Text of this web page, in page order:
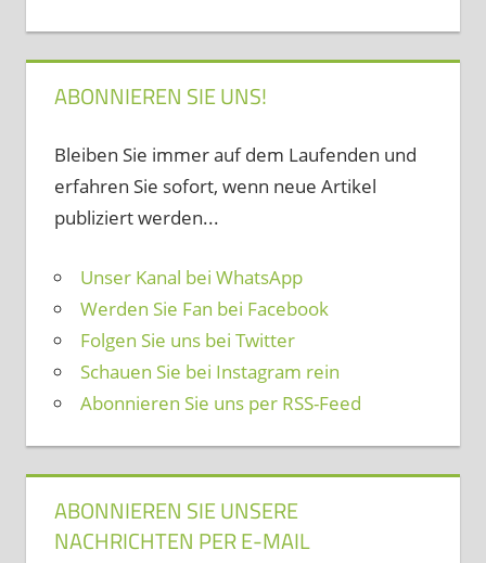
ABONNIEREN SIE UNS!
Bleiben Sie immer auf dem Laufenden und
erfahren Sie sofort, wenn neue Artikel
publiziert werden...
Unser Kanal bei WhatsApp
Werden Sie Fan bei Facebook
Folgen Sie uns bei Twitter
Schauen Sie bei Instagram rein
Abonnieren Sie uns per RSS-Feed
ABONNIEREN SIE UNSERE
NACHRICHTEN PER E-MAIL